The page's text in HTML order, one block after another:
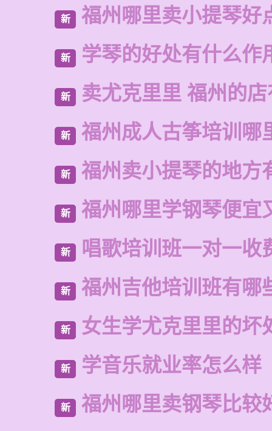
新 福州哪里卖小提琴好
新 学琴的好处有什么作
新 卖尤克里里 福州的
新 福州成人古筝培训哪
新 福州卖小提琴的地方
新 福州哪里学钢琴便宜
新 唱歌培训班一对一收
新 福州吉他培训班有哪
新 女生学尤克里里的坏
新 学音乐就业率怎么样
新 福州哪里卖钢琴比较